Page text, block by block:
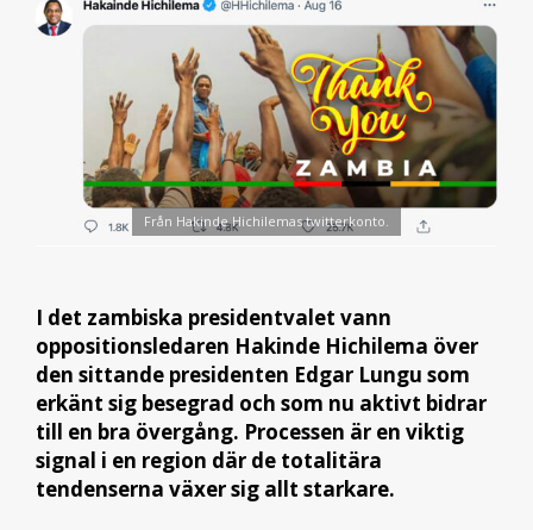
Från Hakinde Hichilemas twitterkonto.
I det zambiska presidentvalet vann
oppositionsledaren Hakinde Hichilema över
den sittande presidenten Edgar Lungu som
erkänt sig besegrad och som nu aktivt bidrar
till en bra övergång. Processen är en viktig
signal i en region där de totalitära
tendenserna växer sig allt starkare.